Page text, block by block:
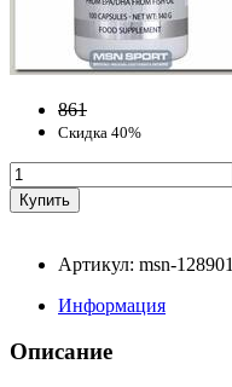
861
Скидка 40%
Артикул: msn-128901
Информация
Описание